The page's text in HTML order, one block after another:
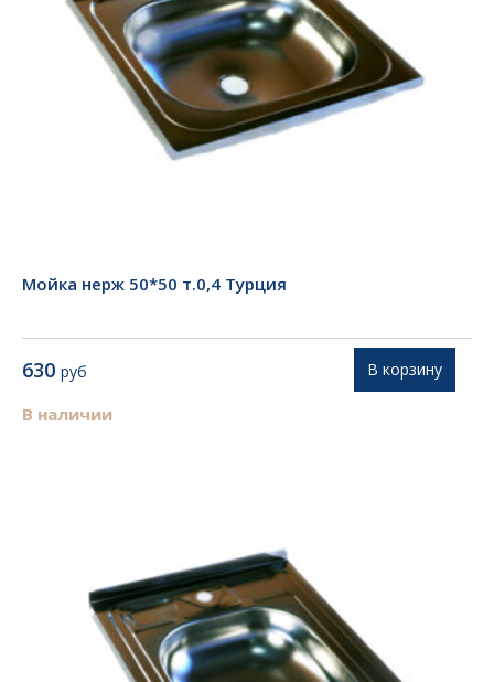
Мойка нерж 50*50 т.0,4 Турция
630 руб
В наличии
В корзину